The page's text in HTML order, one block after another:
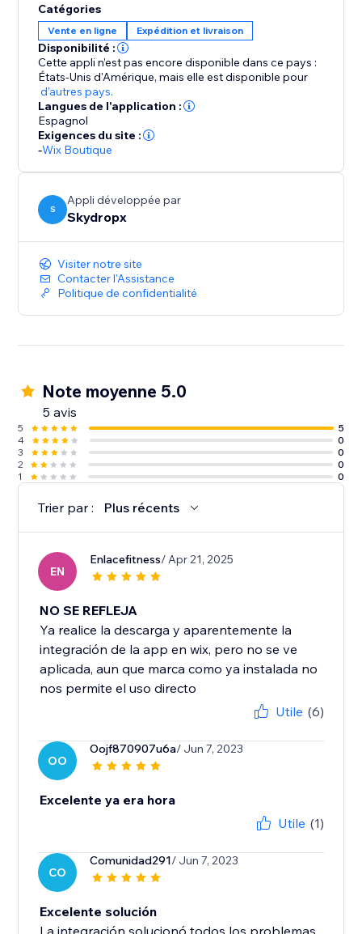
- FedEx
- Estafeta
- Redpack
- UPS
- Paquetexpress
- Sendex
- Carssa
- Quiken
- Tracusa
- Dostavista
- Vencedor
- 99 minutos
- Mensajeros Urbanos
- Dliver
- Treggo
Support
Keep track of every shipment and get quick solutions
from our support team in case of any problem.
Catégories
Vente en ligne Expédition et livraison
Disponibilité :
Cette appli n’est pas encore disponible dans ce pays :
États-Unis d'Amérique,mais elle est disponible pour
d'autres pays.
Langues de l'application :
Espagnol
Exigences du site :
-Wix Boutique
S
Appli développée par
Skydropx
Visiter notre site
Contacter l'Assistance
Politique de confidentialité
Note moyenne 5.0
5 avis
5
5
4
0
3
0
2
0
1
0
Trier par : Plus récents
EN
Enlacefitness/ Apr 21, 2025
NO SE REFLEJA
Ya realice la descarga y aparentemente la
integración de la app en wix, pero no se ve
aplicada, aun que marca como ya instalada no
Utile (6)
OO
Oojf870907u6a/ Jun 7, 2023
Excelente ya era hora
Utile (1)
CO
Comunidad291/ Jun 7, 2023
Excelente solución